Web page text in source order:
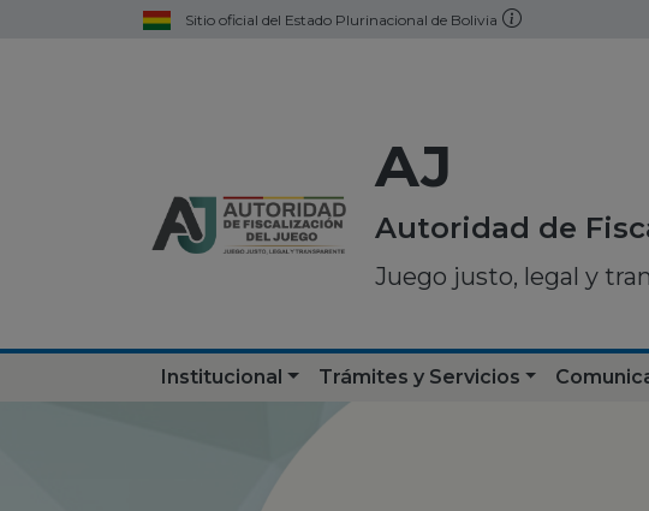
Sitio oficial del Estado Plurinacional de Bolivia
AJ
Autoridad de
Juego justo, legal y
Institucional Trámites y Servicios